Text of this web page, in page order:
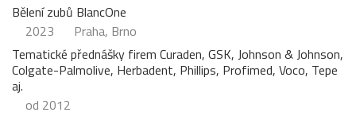
Bělení zubů BlancOne
2023
Praha, Brno
Tematické přednášky firem Curaden, GSK, Johnson & Johnson,
Colgate-Palmolive, Herbadent, Phillips, Profimed, Voco, Tepe
aj.
od 2012